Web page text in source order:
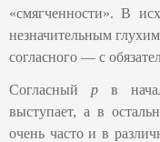
«смягченности». В
незначительным
согласного — с
Согласный р в
выступает, а в
очень часто и в